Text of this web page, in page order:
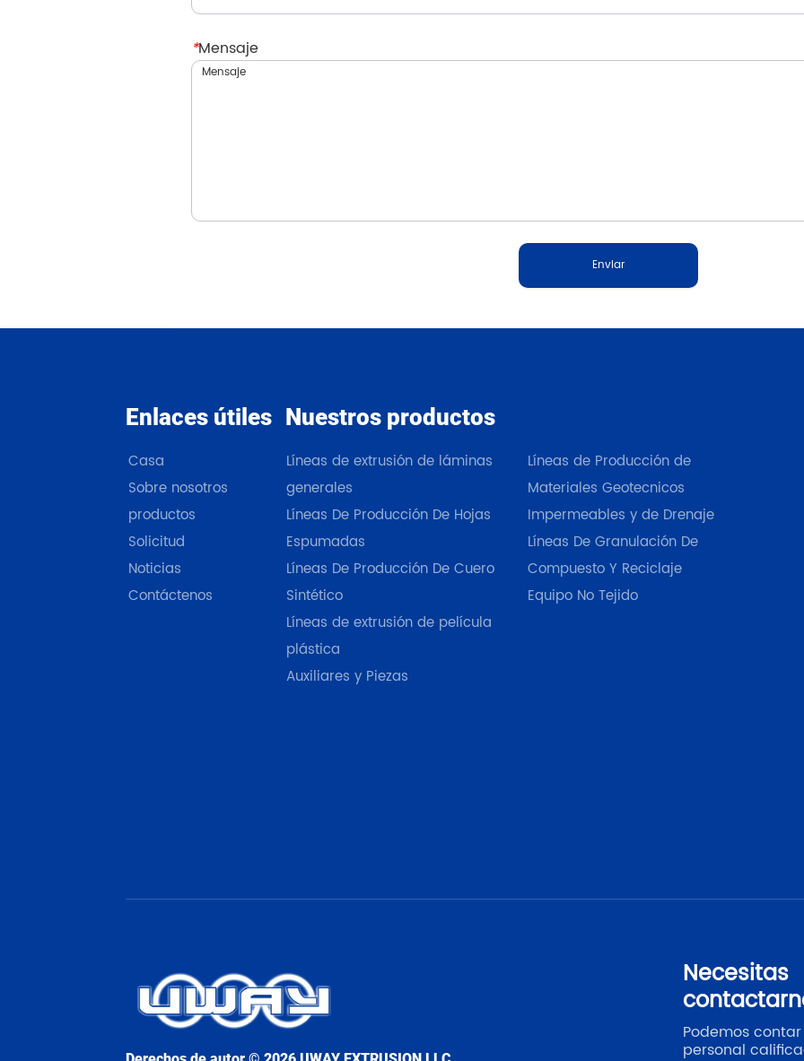
*Mensaje
Enviar
Enlaces útiles
Casa
Sobre nosotros
productos
Solicitud
Noticias
Contáctenos
Nuestros productos
Líneas de extrusión de láminas
generales
Líneas De Producción De Hojas
Espumadas
Líneas De Producción De Cuero
Sintético
Líneas de extrusión de película
plástica
Auxiliares y Piezas
Líneas de Producción de
Materiales Geotecnicos
Impermeables y de Drenaje
Líneas De Granulación De
Compuesto Y Reciclaje
Equipo No Tejido
Necesitas
Podemos
personal